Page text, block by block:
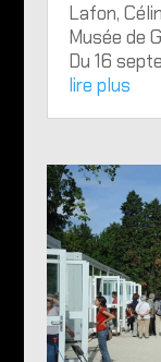
Lafon,
Musée de
Du 16
lire plus